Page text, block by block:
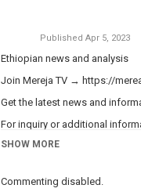
Published Apr 5, 2023
Ethiopian news and analysis
Join Mereja TV → https://
Get the latest news and
For inquiry or additional
Mereja presents Ethiopian
Category Ethiopian
SHOW MORE
Commenting disabled.